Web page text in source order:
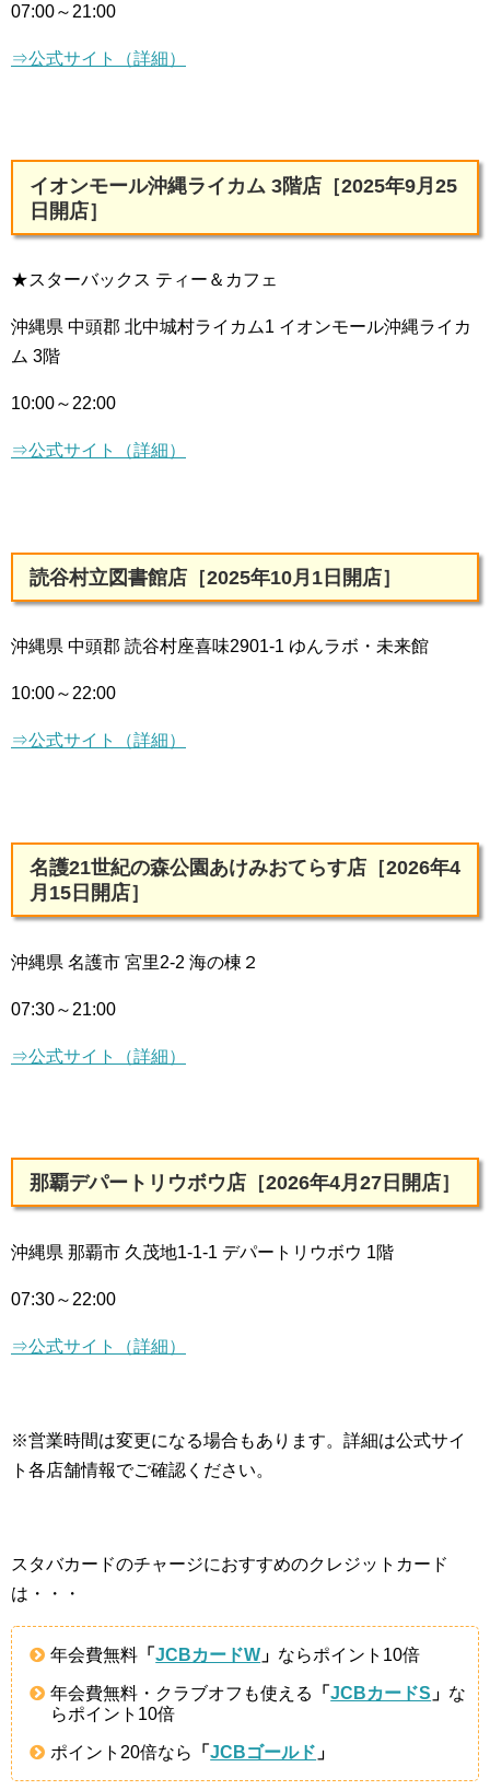
07:00～21:00
⇒公式サイト（詳細）
イオンモール沖縄ライカム 3階店［2025年9月25
日開店］
★スターバックス ティー＆カフェ
沖縄県 中頭郡 北中城村ライカム1 イオンモール沖縄ライカ
ム 3階
10:00～22:00
⇒公式サイト（詳細）
読谷村立図書館店［2025年10月1日開店］
沖縄県 中頭郡 読谷村座喜味2901-1 ゆんラボ・未来館
10:00～22:00
⇒公式サイト（詳細）
名護21世紀の森公園あけみおてらす店［2026年4
月15日開店］
沖縄県 名護市 宮里2-2 海の棟２
07:30～21:00
⇒公式サイト（詳細）
那覇デパートリウボウ店［2026年4月27日開店］
沖縄県 那覇市 久茂地1-1-1 デパートリウボウ 1階
07:30～22:00
⇒公式サイト（詳細）
※営業時間は変更になる場合もあります。詳細は公式サイ
ト各店舗情報でご確認ください。
スタバカードのチャージにおすすめのクレジットカード
は・・・
年会費無料 「JCBカードW 」 ならポイント10倍
年会費無料・クラブオフも使える 「JCBカードS 」 な
らポイント10倍
ポイント20倍なら 「JCBゴールド 」